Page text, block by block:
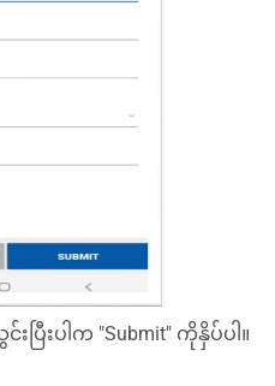
ြီးပါက "Submit" ကိုနှိပ်ပါ။